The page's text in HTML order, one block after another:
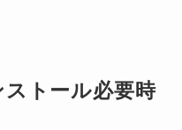
ストール必要時